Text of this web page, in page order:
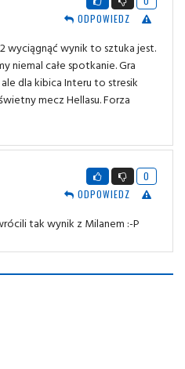
ODPOWIEDZ
wyciągnąć wynik to sztuka jest.
niemal całe spotkanie. Gra
dla kibica Interu to stresik
mecz Hellasu. Forza
0
ODPOWIEDZ
tak wynik z Milanem :-P